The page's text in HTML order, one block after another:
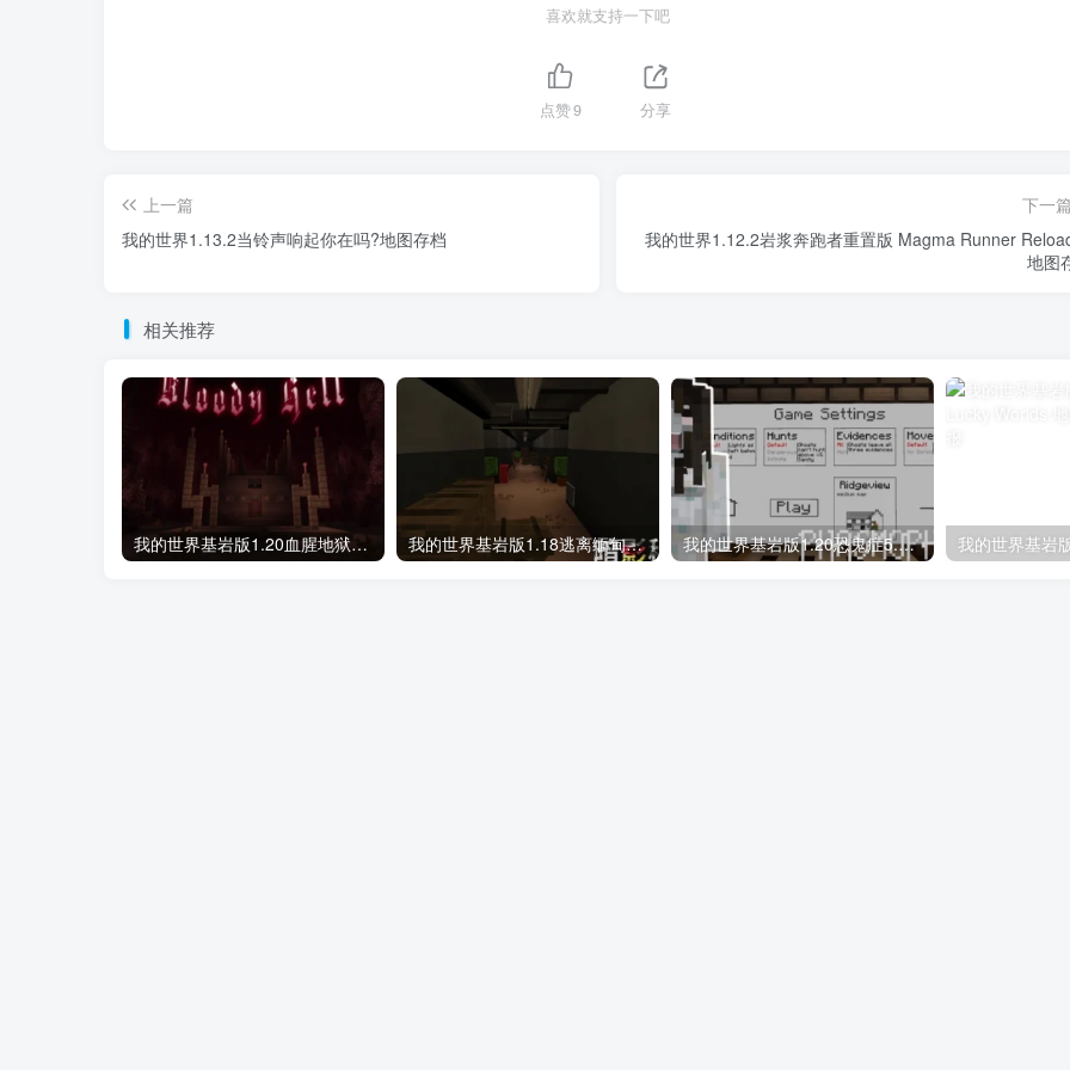
喜欢就支持一下吧
点赞9 分享
上一篇
我的世界1.13.2当铃声响起你在吗?地图存档
下一篇
我的世界1.12.2岩浆奔跑者重置版 Magma Runner
地图
相关推荐
我的世界基岩版1.20血腥地狱-极致视觉+心理二合一地图存档下载 我的世界基岩版1.18逃离缅甸诈骗-暗影秘网地图存档下载 我的世界基岩版1.20恐鬼症5.0地图存档下载